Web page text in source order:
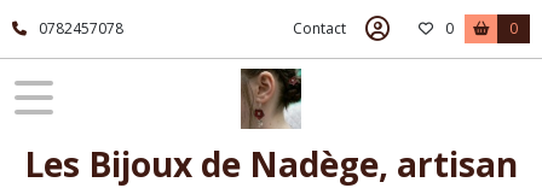
0782457078 Contact 0 0
Les Bijoux de Nadège, artisan